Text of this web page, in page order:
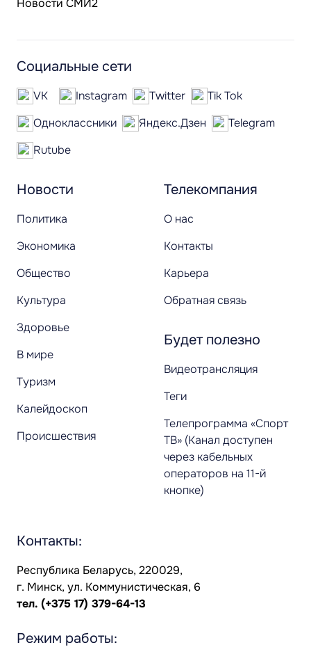
Новости СМИ2
Новости
Политика
Экономика
Общество
Культура
Здоровье
В мире
Туризм
Калейдоскоп
Происшествия
Телекомпания
О нас
Контакты
Карьера
Обратная связь
Будет полезно
Видеотрансляция
Теги
Телепрограмма «Спорт
ТВ» (Канал доступен
через кабельных
операторов на 11-й
кнопке)
Социальные сети
VK Instagram Twitter
Tik Tok
Одноклассники
Яндекс.Дзен
Telegram
Rutube
Контакты:
Республика Беларусь, 220029,
г. Минск, ул. Коммунистическая, 6
тел. (+375 17) 379-64-13
Режим работы: